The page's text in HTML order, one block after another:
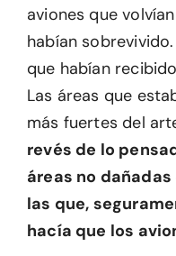
aviones que
habían
que habían
Las áreas que
más fuertes del
revés de lo
áreas no
las que,
hacía que los